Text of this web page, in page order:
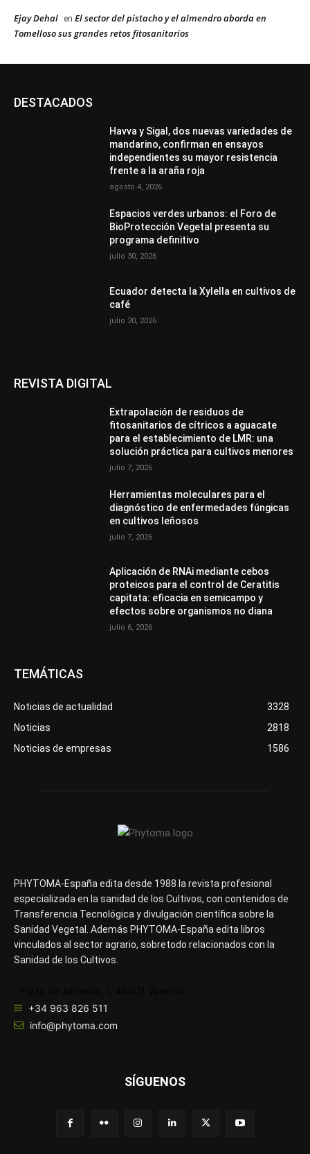
Ejay Dehal en El sector del pistacho y el almendro aborda en
Tomelloso sus grandes retos fitosanitarios
DESTACADOS
Havva y Sigal, dos nuevas variedades de
mandarino, confirman en ensayos
independientes su mayor resistencia
frente a la araña roja
agosto 4, 2026
Espacios verdes urbanos: el Foro de
BioProtección Vegetal presenta su
programa definitivo
julio 30, 2026
Ecuador detecta la Xylella en cultivos de
café
julio 30, 2026
REVISTA DIGITAL
Extrapolación de residuos de
fitosanitarios de cítricos a aguacate
para el establecimiento de LMR: una
solución práctica para cultivos menores
julio 7, 2026
Herramientas moleculares para el
diagnóstico de enfermedades fúngicas
en cultivos leñosos
julio 7, 2026
Aplicación de RNAi mediante cebos
proteicos para el control de Ceratitis
capitata: eficacia en semicampo y
efectos sobre organismos no diana
julio 6, 2026
TEMÁTICAS
Noticias de actualidad
3328
Noticias
2818
Noticias de empresas
1586
PHYTOMA-España edita desde 1988 la revista profesional
especializada en la sanidad de los Cultivos, con contenidos de
Transferencia Tecnológica y divulgación científica sobre la
Sanidad Vegetal. Además PHYTOMA-España edita libros
vinculados al sector agrario, sobretodo relacionados con la
Sanidad de los Cultivos.
+34 963 826 511
info@phytoma.com
SÍGUENOS